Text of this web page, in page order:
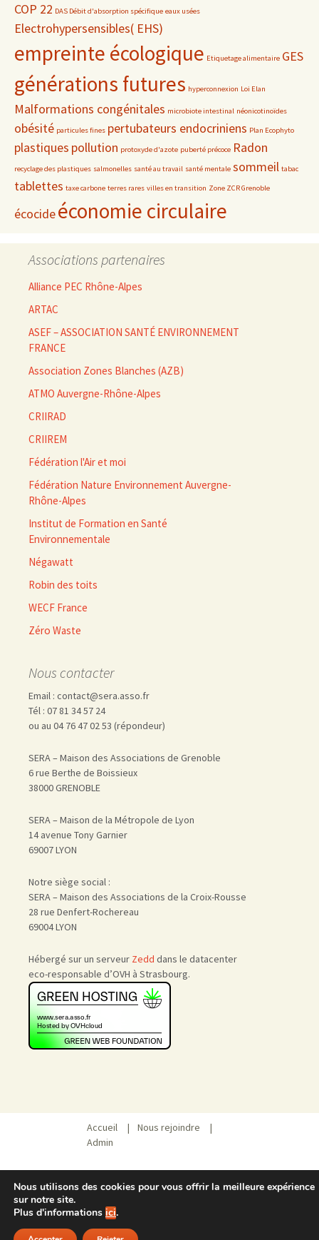
COP 22 DAS Débit d'absorption spécifique eaux usées
Electrohypersensibles( EHS)
empreinte écologique Etiquetage alimentaire GES
générations futures hyperconnexion Loi Elan
Malformations congénitales microbiote intestinal néonicotinoïdes
obésité particules fines pertubateurs endocriniens Plan Ecophyto
plastiques pollution protoxyde d'azote puberté précoce Radon
recyclage des plastiques salmonelles santé au travail santé mentale sommeil tabac
tablettes taxe carbone terres rares villes en transition Zone ZCR Grenoble
écocideéconomie circulaire
Associations partenaires
Alliance PEC Rhône-Alpes
ARTAC
ASEF – ASSOCIATION SANTÉ ENVIRONNEMENT
FRANCE
Association Zones Blanches (AZB)
ATMO Auvergne-Rhône-Alpes
CRIIRAD
CRIIREM
Fédération l'Air et moi
Fédération Nature Environnement Auvergne-
Rhône-Alpes
Institut de Formation en Santé
Environnementale
Négawatt
Robin des toits
WECF France
Zéro Waste
Nous contacter
Email : contact@sera.asso.fr
Tél : 07 81 34 57 24
ou au 04 76 47 02 53 (répondeur)
SERA – Maison des Associations de Grenoble
6 rue Berthe de Boissieux
38000 GRENOBLE
SERA – Maison de la Métropole de Lyon
14 avenue Tony Garnier
69007 LYON
Notre siège social :
SERA – Maison des Associations de la Croix-Rousse
28 rue Denfert-Rochereau
69004 LYON
Hébergé sur un serveur Zedd dans le datacenter
eco-responsable d’OVH à Strasbourg.
Accueil | Nous rejoindre
|
Admin
Nous utilisons des cookies pour vous offrir la meilleure expérience
sur notre site.
Plus d'informations ici.